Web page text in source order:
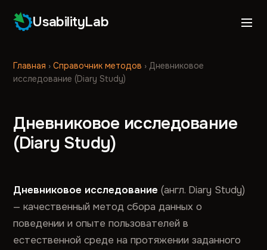
UsabilityLab
Главная ›Справочник методов › Дневниковое
исследование (Diary Study)
Дневниковое исследование
(Diary Study)
Дневниковое исследование (англ. Diary Study)
— качественный метод сбора данных о
поведении и опыте пользователей в
естественной среде на протяжении заданного